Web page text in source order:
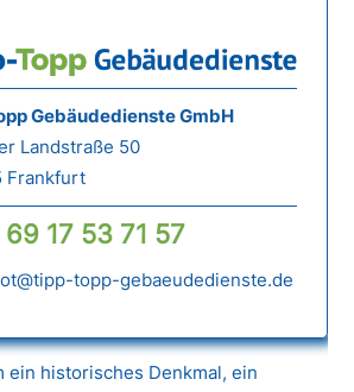
Gebäudedienste GmbH
Landstraße 50
Frankfurt
17 53 71 57
topp-gebaeudedienste.de
ein historisches Denkmal, ein